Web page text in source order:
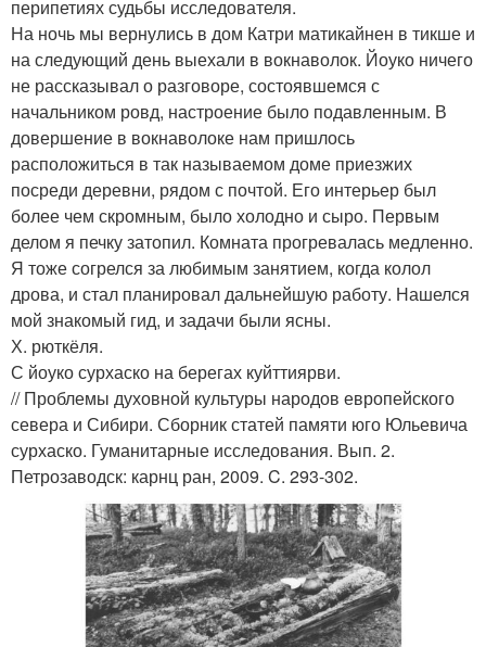
перипетиях судьбы исследователя.
На ночь мы вернулись в дом Катри матикайнен в тикше и
на следующий день выехали в вокнаволок. Йоуко ничего
не рассказывал о разговоре, состоявшемся с
начальником ровд, настроение было подавленным. В
довершение в вокнаволоке нам пришлось
расположиться в так называемом доме приезжих
посреди деревни, рядом с почтой. Его интерьер был
более чем скромным, было холодно и сыро. Первым
делом я печку затопил. Комната прогревалась медленно.
Я тоже согрелся за любимым занятием, когда колол
дрова, и стал планировал дальнейшую работу. Нашелся
мой знакомый гид, и задачи были ясны.
Х. рюткёля.
С йоуко сурхаско на берегах куйттиярви.
// Проблемы духовной культуры народов европейского
севера и Сибири. Сборник статей памяти юго Юльевича
сурхаско. Гуманитарные исследования. Вып. 2.
Петрозаводск: карнц ран, 2009. C. 293-302.